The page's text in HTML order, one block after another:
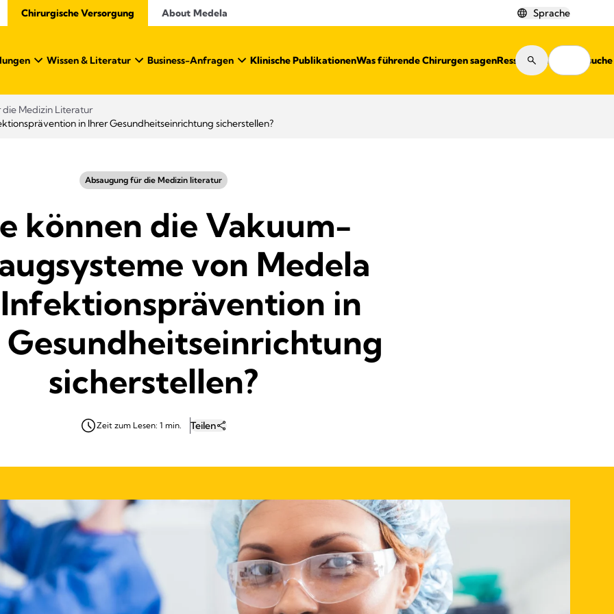
Chirurgische Versorgung About Medela Sprache
Wissen & Literatur​ Business-Anfragen Klinische PublikationenWas führende Chirurgen sagenRessourcen Shopsuche
Medizin Literatur
in Ihrer Gesundheitseinrichtung sicherstellen?
Absaugung für die Medizin literatur
können die Vakuum-
von Medela
in
sicherstellen?
Zeit zum Lesen: 1 min. Teilen